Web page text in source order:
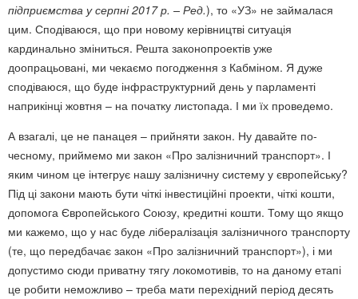
підприємства у серпні 2017 р. – Ред.), то «УЗ» не займалася
цим. Сподіваюся, що при новому керівництві ситуація
кардинально зміниться. Решта законопроектів уже
доопрацьовані, ми чекаємо погодження з Кабміном. Я дуже
сподіваюся, що буде інфраструктурний день у парламенті
наприкінці жовтня – на початку листопада. І ми їх проведемо.
А взагалі, це не панацея – прийняти закон. Ну давайте по-
чесному, приймемо ми закон «Про залізничний транспорт». І
яким чином це інтегрує нашу залізничну систему у європейську?
Під ці закони мають бути чіткі інвестиційні проекти, чіткі кошти,
допомога Європейського Союзу, кредитні кошти. Тому що якщо
ми кажемо, що у нас буде лібералізація залізничного транспорту
(те, що передбачає закон «Про залізничний транспорт»), і ми
допустимо сюди приватну тягу локомотивів, то на даному етапі
це робити неможливо – треба мати перехідний період десять